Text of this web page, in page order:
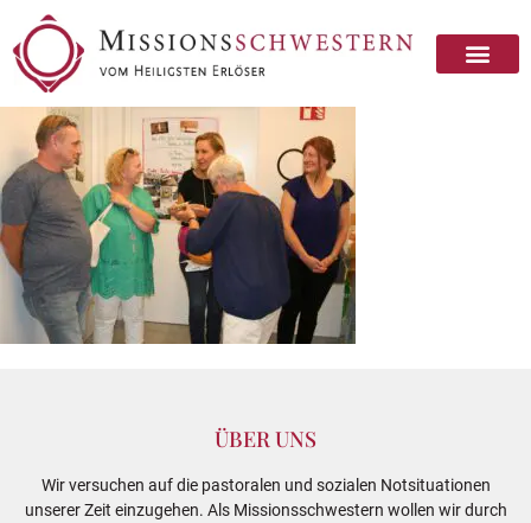
ÜBER UNS
Wir versuchen auf die pastoralen und sozialen Notsituationen
unserer Zeit einzugehen. Als Missionsschwestern wollen wir durch